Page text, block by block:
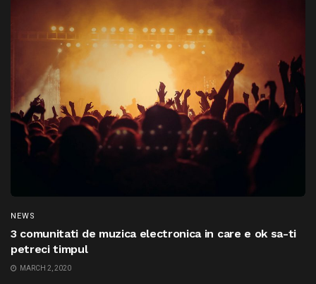
NEWS
3 comunitati de muzica electronica in care e ok sa-ti
petreci timpul
MARCH 2, 2020